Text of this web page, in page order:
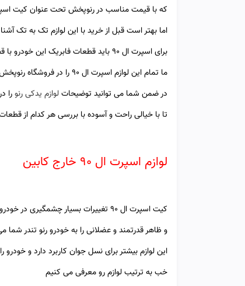
که با قیمت مناسب در رنوپخش تحت عنوان کیت اسپرت ال ۹۰ به فروش
اما بهتر است قبل از خرید با این لوازم تک به تک
برای اسپرت ال ۹۰ باید قطعات فابریک این خودرو با قطعاتی با ظاهری کاملا بهتر و زیباتر تعویض شوند.
ما تمام این لوازم اسپرت ال 90 را در فروشگاه رنوپخش برای شما مهیا کرده ایم
در ضمن شما می توانید توضیحاتلوازم یدکی رنورا
تا با خیالی راحت و آسوده با بررسی هر کدام از
لوازم اسپرت ال 90 خارج کابین
کیت اسپرت ال 90 تغییرات بسیار چشمگیری در خودروی تندر 90 شما ایجاد می کند.
و ظاهر قدرتمند و عضلانی را به خودرو رنو تندر شما
این لوازم بیشتر برای نسل جوان کاربرد دارد و
خب به ترتیب لوازم رو معرفی می کنیم